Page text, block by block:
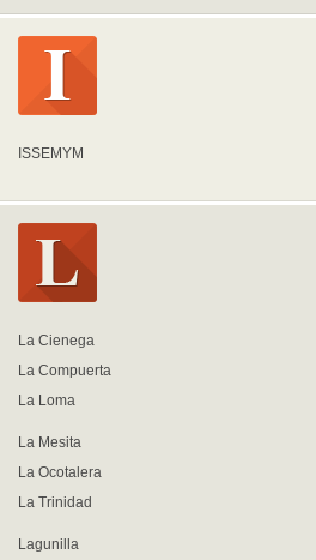
ISSEMYM
La Cienega
La Compuerta
La Loma
La Mesita
La Ocotalera
La Trinidad
Lagunilla